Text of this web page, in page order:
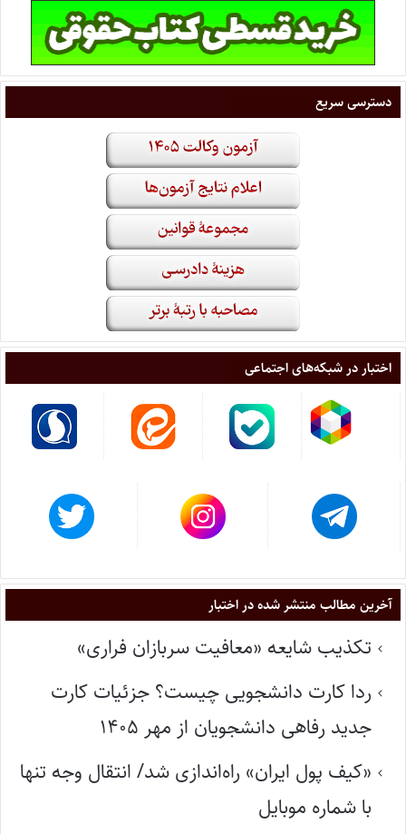
دسترسی سریع
اختبار در شبکه‌های اجتماعی
آخرین مطالب منتشر شده در اختبار
تکذیب شایعه «معافیت سربازان فراری»
ردا کارت دانشجویی چیست؟ جزئیات کارت
جدید رفاهی دانشجویان از مهر ۱۴۰۵
«کیف پول ایران» راه‌اندازی شد/ انتقال وجه تنها
با شماره موبایل